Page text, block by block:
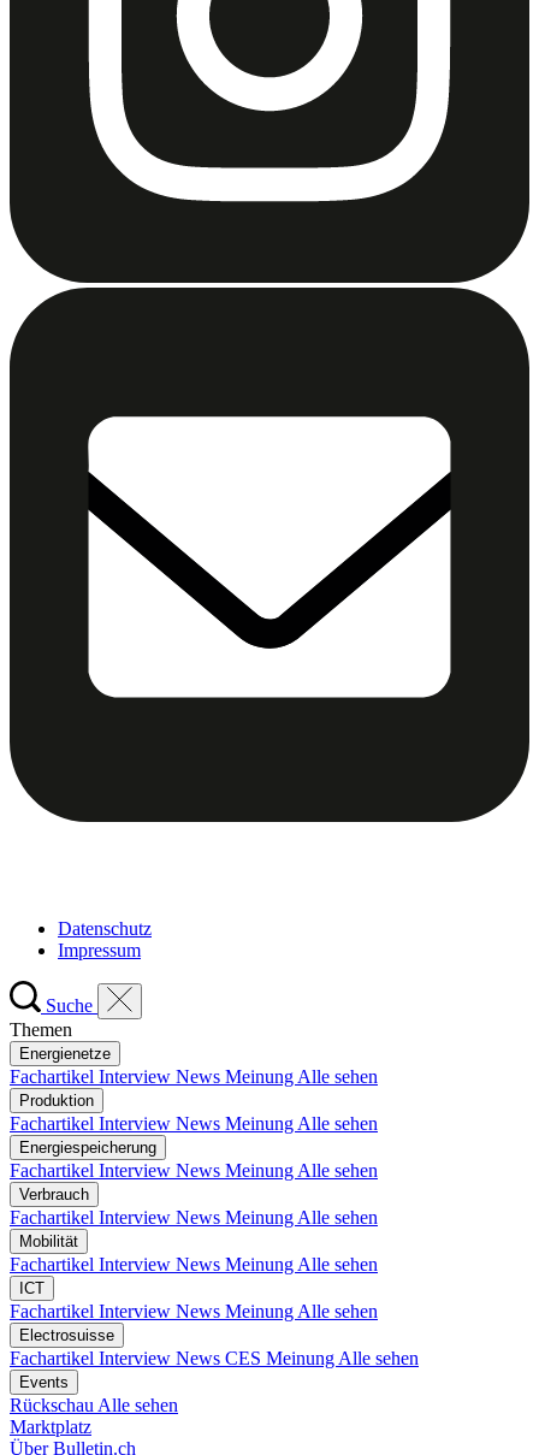
Datenschutz
Impressum
Suche
Themen
Energienetze
Fachartikel Interview News Meinung Alle sehen
Produktion
Fachartikel Interview News Meinung Alle sehen
Energiespeicherung
Fachartikel Interview News Meinung Alle sehen
Verbrauch
Fachartikel Interview News Meinung Alle sehen
Mobilität
Fachartikel Interview News Meinung Alle sehen
ICT
Fachartikel Interview News Meinung Alle sehen
Electrosuisse
Fachartikel Interview News CES Meinung Alle sehen
Events
Rückschau Alle sehen
Marktplatz
Über Bulletin.ch